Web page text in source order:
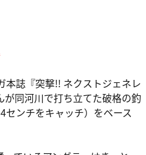
本誌『突撃!! ネクストジェネレ
同河川で打ち立てた破格の釣
センチをキャッチ）をベース